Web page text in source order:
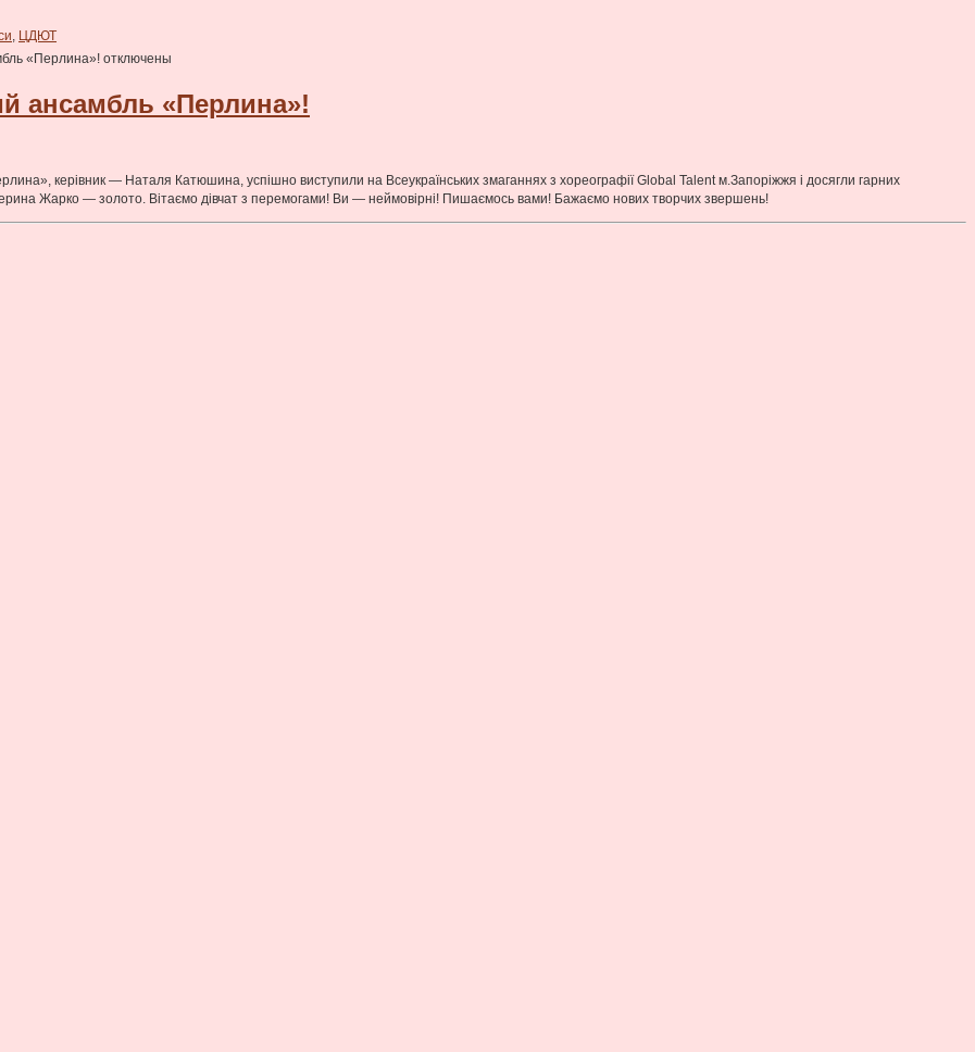
, ЦДЮТ
«Перлина»! отключены
ансамбль «Перлина»!
керівник — Наталя Катюшина, успішно виступили на Всеукраїнських змаганнях з хореографії Global Talent м.Запоріжжя і досягли гарних
Жарко — золото. Вітаємо дівчат з перемогами! Ви — неймовірні! Пишаємось вами! Бажаємо нових творчих звершень!